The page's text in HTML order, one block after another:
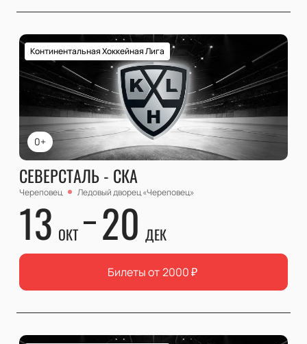
0+
Континентальная Хоккейная Лига
СЕВЕРСТАЛЬ - СКА
Череповец Ледовый дворец «Череповец»
13 ОКТ 20 ДЕК
Билеты от 2000₽